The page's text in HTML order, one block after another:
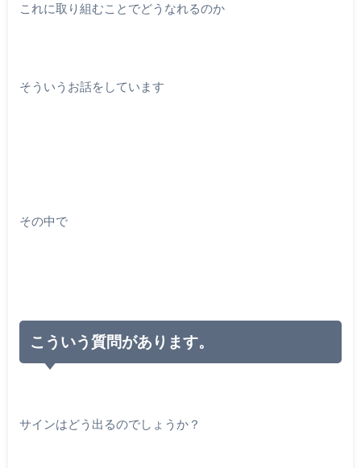
これに取り組むことでどうなれるのか
そういうお話をしています
その中で
こういう質問があります。
サインはどう出るのでしょうか？